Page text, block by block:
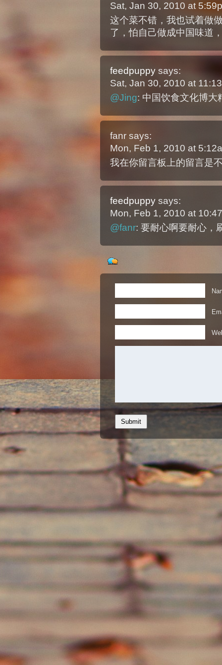
Sat, Jan 30, 2010 at
这个菜不错，我也试着做
了，怕自己做成中国味道
feedpuppy says:
Sat, Jan 30, 2010 at
@Jing: 中国饮食文化博大
fanr says:
Mon, Feb 1, 2010 at
我在你留言板上的留言是
feedpuppy says:
Mon, Feb 1, 2010 at
@fanr: 要耐心啊要耐心，